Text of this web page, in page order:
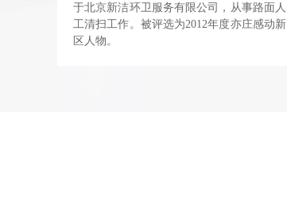
于北京新洁环卫服务有限公司，从事路面人
工清扫工作。被评选为2012年度亦庄感动新
区人物。